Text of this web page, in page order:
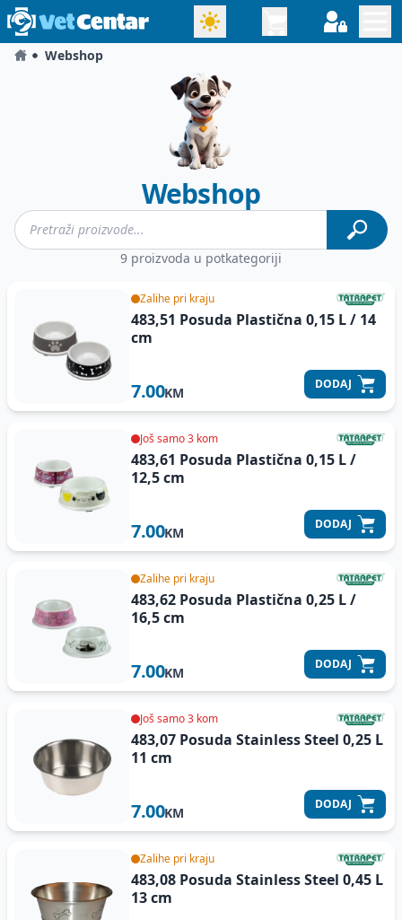
Webshop
Webshop
9 proizvoda u potkategoriji
Zalihe pri kraju
483,51 Posuda Plastična 0,15 L / 14
cm
7.00KM
DODAJ
Još samo 3 kom
483,61 Posuda Plastična 0,15 L /
12,5 cm
7.00KM
DODAJ
Zalihe pri kraju
483,62 Posuda Plastična 0,25 L /
16,5 cm
7.00KM
DODAJ
Još samo 3 kom
483,07 Posuda Stainless Steel 0,25 L
11 cm
7.00KM
DODAJ
Zalihe pri kraju
483,08 Posuda Stainless Steel 0,45 L
13 cm